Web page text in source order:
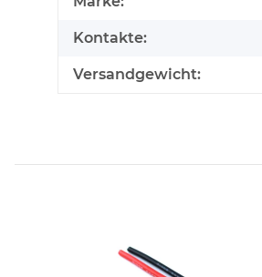
Kontakte:
Versandgewicht: